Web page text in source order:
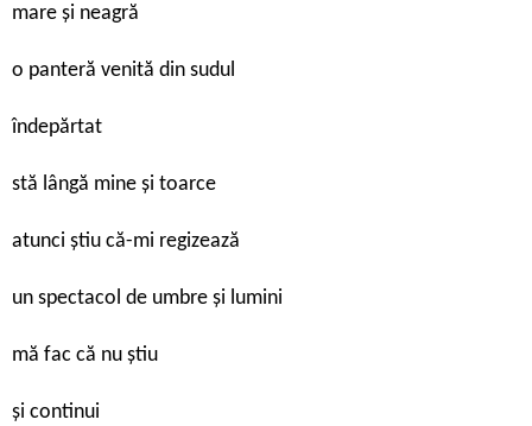
mare și neagră
o panteră venită din sudul
îndepărtat
stă lângă mine și toarce
atunci știu că-mi regizează
un spectacol de umbre și lumini
mă fac că nu știu
și continui